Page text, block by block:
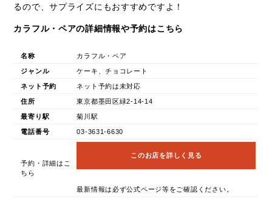
るので、サプライズにもおすすめですよ！
カラフル・ペアの詳細情報や予約はこちら
名称 カラフル・ペア
ジャンル ケーキ、チョコレート
ネット予約 ネット予約は未対応
住所 東京都墨田区緑2-14-14
最寄り駅 菊川駅
電話番号 03-3631-6630
予約・詳細はこ
ちら
このお店を詳しく見る
最新情報は必ず公式ページ等をご確認ください。